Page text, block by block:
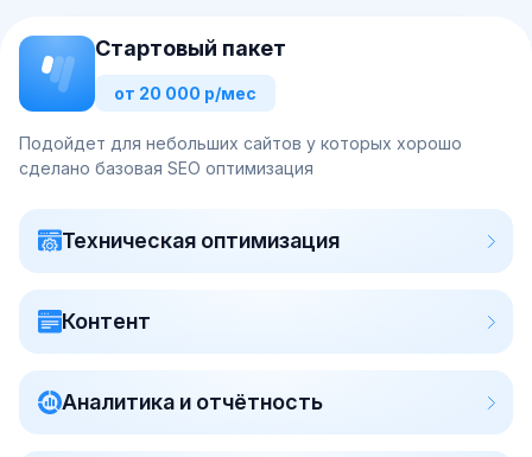
Стартовый пакет
от 20 000 р/мес
Подойдет для небольших сайтов у которых хорошо
сделано базовая SEO оптимизация
Техническая оптимизация
Контент
Аналитика и отчётность